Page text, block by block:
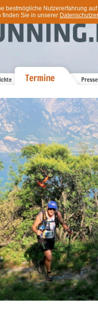
bestmögliche Nutzererfahrung
finden Sie in unserer